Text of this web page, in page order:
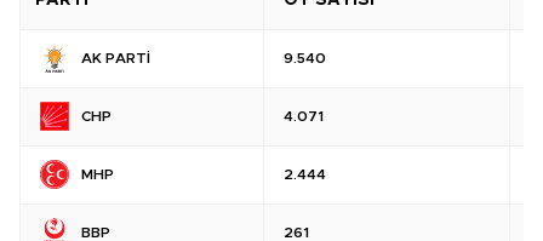
AK PARTİ 9.540
CHP 4.071
MHP 2.444
BBP 261